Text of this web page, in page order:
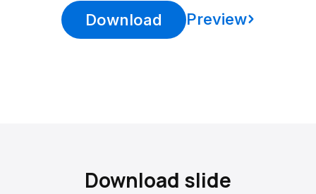
Download Preview
Download slide